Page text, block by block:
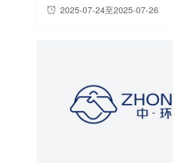
2025-07-24至2025-07-26